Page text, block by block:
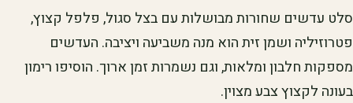
סלט עדשים שחורות מבושלות עם בצל סגול, פלפל קצוץ,
פטרוזיליה ושמן זית הוא מנה משביעה ויציבה. העדשים
מספקות חלבון ומלאות, וגם נשמרות זמן ארוך. הוסיפו רימון
בעונה לקצוץ צבע מצוין.